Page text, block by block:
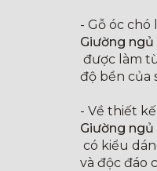
- Gỗ óc
Giường
được làm
độ bền của
- Về thiết
Giường
có kiểu
và độc đáo